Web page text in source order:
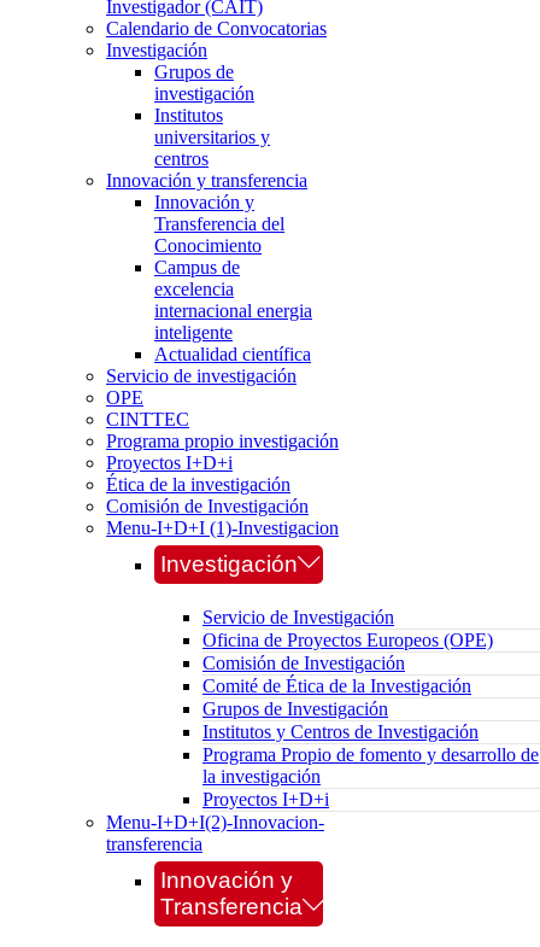
Investigador (CAIT)
Calendario de Convocatorias
Investigación
Grupos de
investigación
Institutos
universitarios y
centros
Innovación y transferencia
Innovación y
Transferencia del
Conocimiento
Campus de
excelencia
internacional energia
inteligente
Actualidad científica
Servicio de investigación
OPE
CINTTEC
Programa propio investigación
Proyectos I+D+i
Ética de la investigación
Comisión de Investigación
Menu-I+D+I (1)-Investigacion
Investigación
Servicio de Investigación
Oficina de Proyectos Europeos (OPE)
Comisión de Investigación
Comité de Ética de la Investigación
Grupos de Investigación
Institutos y Centros de Investigación
Programa Propio de fomento y desarrollo de
la investigación
Proyectos I+D+i
Menu-I+D+I(2)-Innovacion-
transferencia
Innovación y
Transferencia